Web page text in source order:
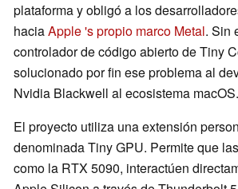
plataforma y obligó a los
haciaApple 's propio marco Metal. Sin
controlador de código abierto de Tiny
solucionado por fin ese problema al
Nvidia Blackwell al ecosistema macOS.
El proyecto utiliza una extensión
denominada Tiny GPU. Permite que
como la RTX 5090, interactúen